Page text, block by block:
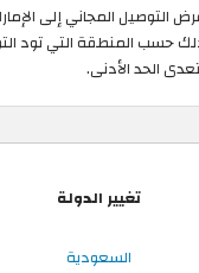
التوصيل المجاني إلى
حسب المنطقة التي تود
الحد الأدنى.
تغيير الدولة
السعودية